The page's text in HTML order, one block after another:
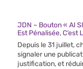
JDN – Bouton « AI
Est Pénalisée, C’est
Depuis le 31 juillet,
signaler une
justification, et